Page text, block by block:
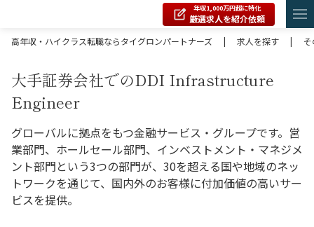
年収1,000万円超に特化
厳選求人を紹介依頼
高年収・ハイクラス転職ならタイグロンパートナーズ
| 求人を探す |
大手証券会社でのDDI Infrastructure
Engineer
グローバルに拠点をもつ金融サービス・グループです。営
業部門、ホールセール部門、インベストメント・マネジメ
ント部門という3つの部門が、30を超える国や地域のネッ
トワークを通じて、国内外のお客様に付加価値の高いサー
ビスを提供。